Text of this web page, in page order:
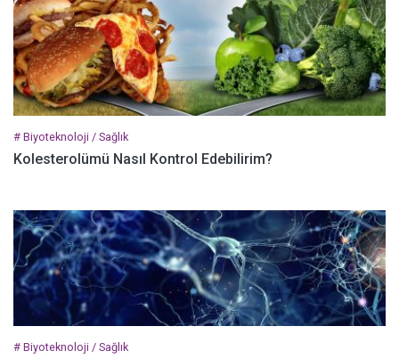
# Biyoteknoloji / Sağlık
Kolesterolümü Nasıl Kontrol Edebilirim?
# Biyoteknoloji / Sağlık